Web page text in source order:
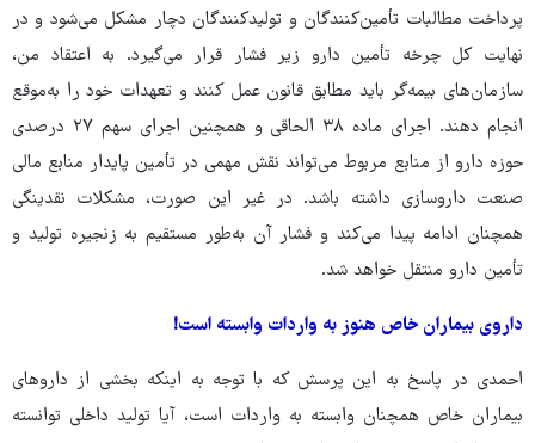
پرداخت مطالبات تأمین‌کنندگان و تولیدکنندگان دچار مشکل می‌شود و در
نهایت کل چرخه تأمین دارو زیر فشار قرار می‌گیرد. به اعتقاد من،
سازمان‌های بیمه‌گر باید مطابق قانون عمل کنند و تعهدات خود را به‌موقع
انجام دهند. اجرای ماده ۳۸ الحاقی و همچنین اجرای سهم ۲۷ درصدی
حوزه دارو از منابع مربوط می‌تواند نقش مهمی در تأمین پایدار منابع مالی
صنعت داروسازی داشته باشد. در غیر این صورت، مشکلات نقدینگی
همچنان ادامه پیدا می‌کند و فشار آن به‌طور مستقیم به زنجیره تولید و
تأمین دارو منتقل خواهد شد.
داروی بیماران خاص هنوز به واردات وابسته است!
احمدی در پاسخ به این پرسش که با توجه به اینکه بخشی از داروهای
بیماران خاص همچنان وابسته به واردات است، آیا تولید داخلی توانسته